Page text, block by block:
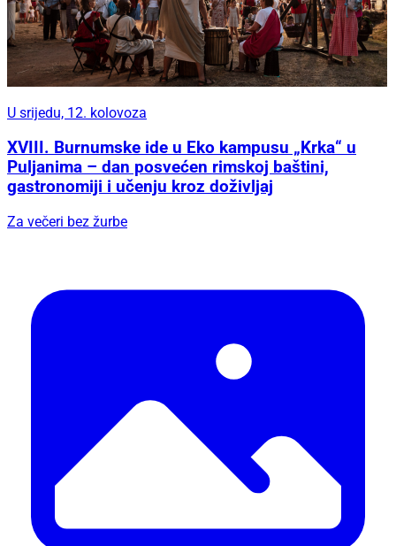
U srijedu, 12. kolovoza
XVIII. Burnumske ide u Eko kampusu „Krka“ u
Puljanima – dan posvećen rimskoj baštini,
gastronomiji i učenju kroz doživljaj
Za večeri bez žurbe